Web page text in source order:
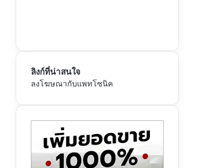
ลิงก์ที่น่าสนใจ
ลงโฆษณากับแพทโซนิค